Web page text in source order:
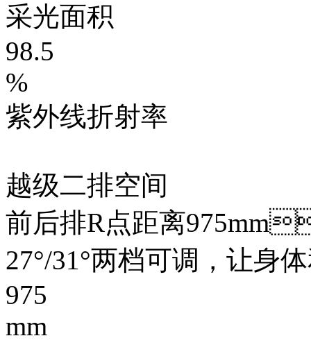
采光面积
98.5
%
紫外线折射率
越级二排空间
前后排R点距离
27°/31°两档可调，让
975
mm